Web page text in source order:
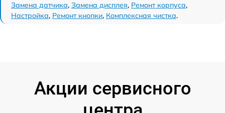
Замена датчика, Замена дисплея, Ремонт корпуса,
Настройка, Ремонт кнопки, Комплексная чистка.
Акции сервисного